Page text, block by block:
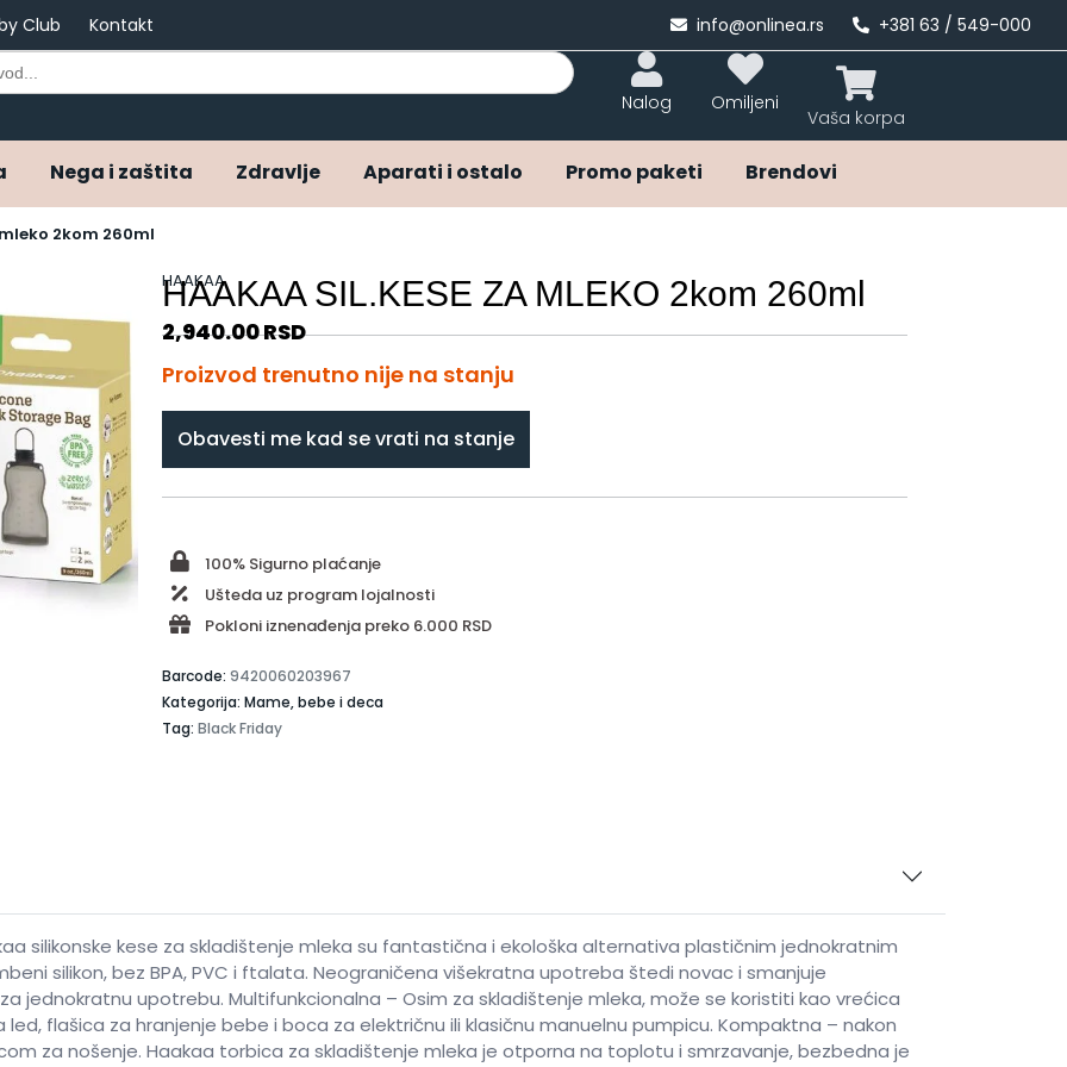
Club Kontakt info@onlinea.rs +381 63 / 549-000
Nalog Omiljeni
Nega i zaštita Zdravlje Aparati i ostalo Promo paketi
Brendovi
2kom 260ml
HAAKAA
HAAKAA SIL.KESE ZA MLEKO 2kom 260ml
2,940.00RSD
Proizvod trenutno nije na stanju
Obavesti me kad se vrati na stanje
100% Sigurno plaćanje
Ušteda uz program lojalnosti
Pokloni iznenađenja preko 6.000 RSD
Barcode:9420060203967
Kategorija: Mame, bebe i deca
Tag:Black Friday
silikonske kese za skladištenje mleka su fantastična i ekološka alternativa plastičnim jednokratnim
silikon, bez BPA, PVC i ftalata. Neograničena višekratna upotreba štedi novac i smanjuje
jednokratnu upotrebu. Multifunkcionalna – Osim za skladištenje mleka, može se koristiti kao vrećica
flašica za hranjenje bebe i boca za električnu ili klasičnu manuelnu pumpicu. Kompaktna – nakon
za nošenje. Haakaa torbica za skladištenje mleka je otporna na toplotu i smrzavanje, bezbedna je